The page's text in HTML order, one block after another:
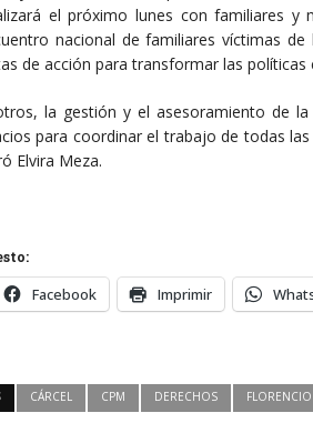
el próximo lunes con familiares y
nacional de familiares víctimas
de acción para transformar las políticas
la gestión y el asesoramiento de
para coordinar el trabajo de todas
Elvira Meza.
Facebook Imprimir
CÁRCEL CPM DERECHOS